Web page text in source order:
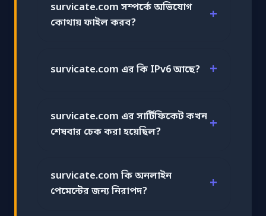
survicate.com সম্পর্কে অভিযোগ
কোথায় ফাইল করব?
survicate.com এর কি IPv6 আছে?
survicate.com এর সার্টিফিকেট কখন
শেষবার চেক করা হয়েছিল?
survicate.com কি অনলাইন
পেমেন্টের জন্য নিরাপদ?